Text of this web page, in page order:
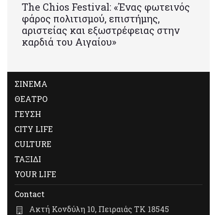
Τhe Chios Festival: «Ένας φωτεινός
φάρος πολιτισμού, επιστήμης,
αριστείας και εξωστρέφειας στην
καρδιά του Αιγαίου»
ΣΙΝΕΜΑ
ΘΕΑΤΡΟ
ΓΕΥΣΗ
CITY LIFE
CULTURE
ΤΑΞΙΔΙ
YOUR LIFE
Contact
Ακτή Κονδύλη 10, Πειραιάς ΤΚ 18545